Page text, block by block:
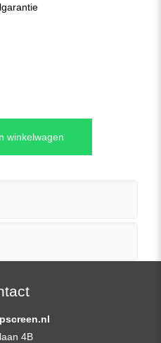
winkelwagen
4B